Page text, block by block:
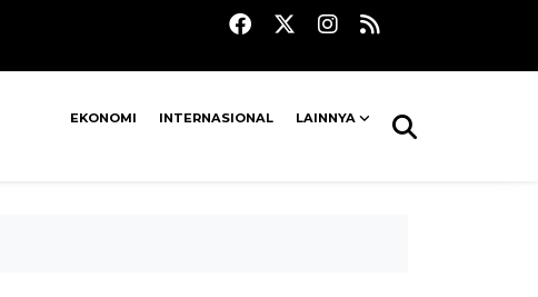
EKONOMI INTERNASIONAL LAINNYA